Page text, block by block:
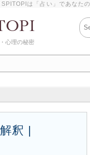
は「占い」であなた
心理の秘密
釈 |